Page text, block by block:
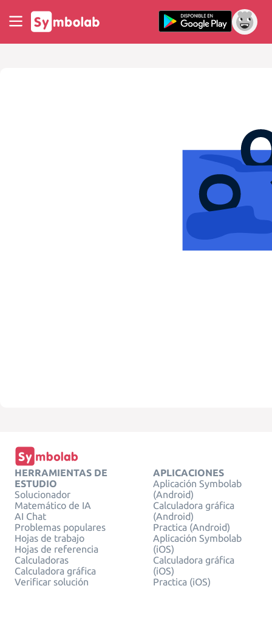
HERRAMIENTAS DE
ESTUDIO
Solucionador
Matemático de IA
AI Chat
Problemas populares
Hojas de trabajo
Hojas de referencia
Calculadoras
Calculadora gráfica
Verificar solución
APLICACIONES
Aplicación Symbolab
(Android)
Calculadora gráfica
(Android)
Practica (Android)
Aplicación Symbolab
(iOS)
Calculadora gráfica
(iOS)
Practica (iOS)